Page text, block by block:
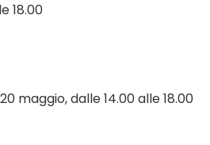
18.00
maggio, dalle 14.00 alle 18.00